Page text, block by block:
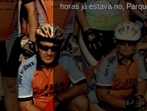
horas já estava no,